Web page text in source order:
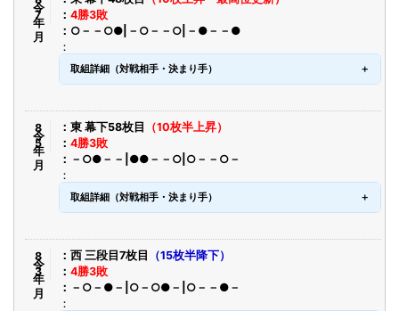
令8年7月
4勝3敗
○－－○●|－○－－○|－●－－●
取組詳細（対戦相手・決まり手）
令8年5月 東 幕下58枚目
（10枚半上昇）
4勝3敗
－○●－－|●●－－○|○－－○－
取組詳細（対戦相手・決まり手）
令8年3月 西 三段目7枚目
（15枚半降下）
4勝3敗
－○－●－|○－○●－|○－－●－